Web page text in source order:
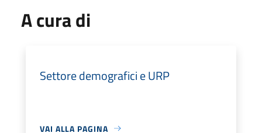
A cura di
Settore demografici e URP
VAI ALLA PAGINA